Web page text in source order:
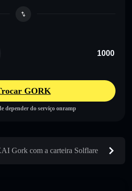
GORK
depender do serviço onramp
Gork com a carteira Solflare